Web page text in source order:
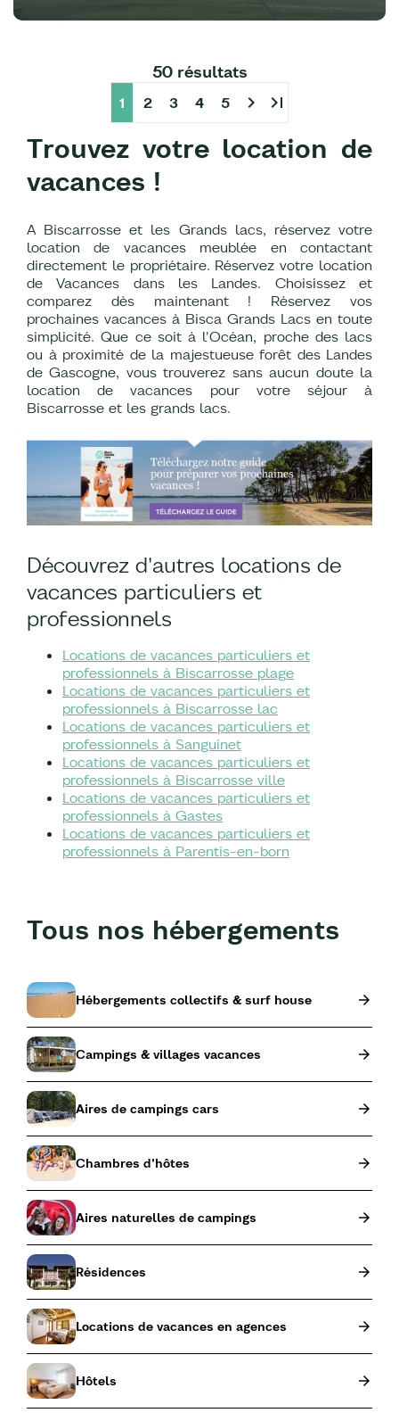
50 résultats
1 2 3 4 5 chevron_right last_page
Trouvez votre location de
vacances !
A Biscarrosse et les Grands lacs, réservez votre
location de vacances meublée en contactant
directement le propriétaire. Réservez votre location
de Vacances dans les Landes. Choisissez et
comparez dès maintenant ! Réservez vos
prochaines vacances à Bisca Grands Lacs en toute
simplicité. Que ce soit à l'Océan, proche des lacs
ou à proximité de la majestueuse forêt des Landes
de Gascogne, vous trouverez sans aucun doute la
location de vacances pour votre séjour à
Biscarrosse et les grands lacs.
Découvrez d'autres locations de
vacances particuliers et
professionnels
Locations de vacances particuliers et
professionnels à Biscarrosse plage
Locations de vacances particuliers et
professionnels à Biscarrosse lac
Locations de vacances particuliers et
professionnels à Sanguinet
Locations de vacances particuliers et
professionnels à Biscarrosse ville
Locations de vacances particuliers et
professionnels à Gastes
Locations de vacances particuliers et
professionnels à Parentis-en-born
Tous nos hébergements
Hébergements collectifs & surf house
Campings & villages vacances
Aires de campings cars
Chambres d'hôtes
Aires naturelles de campings
Résidences
Locations de vacances en agences
Hôtels